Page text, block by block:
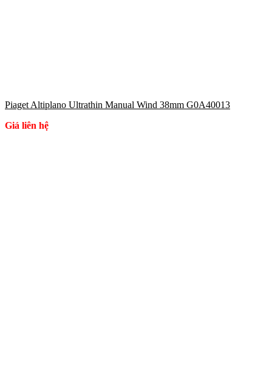
Piaget Altiplano Ultrathin Manual Wind 38mm G0A40013
Giá liên hệ